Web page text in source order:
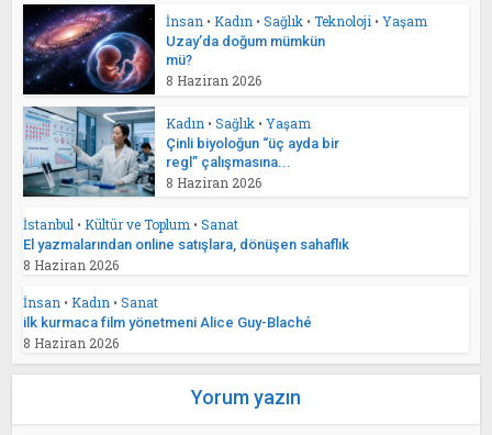
İnsan • Kadın • Sağlık • Teknoloji • Yaşam
Uzay’da doğum mümkün
mü?
8 Haziran 2026
Kadın • Sağlık • Yaşam
Çinli biyoloğun “üç ayda bir
regl” çalışmasına...
8 Haziran 2026
İstanbul • Kültür ve Toplum • Sanat
El yazmalarından online satışlara, dönüşen sahaflık
8 Haziran 2026
İnsan • Kadın • Sanat
ilk kurmaca film yönetmeni Alice Guy-Blaché
8 Haziran 2026
Yorum yazın